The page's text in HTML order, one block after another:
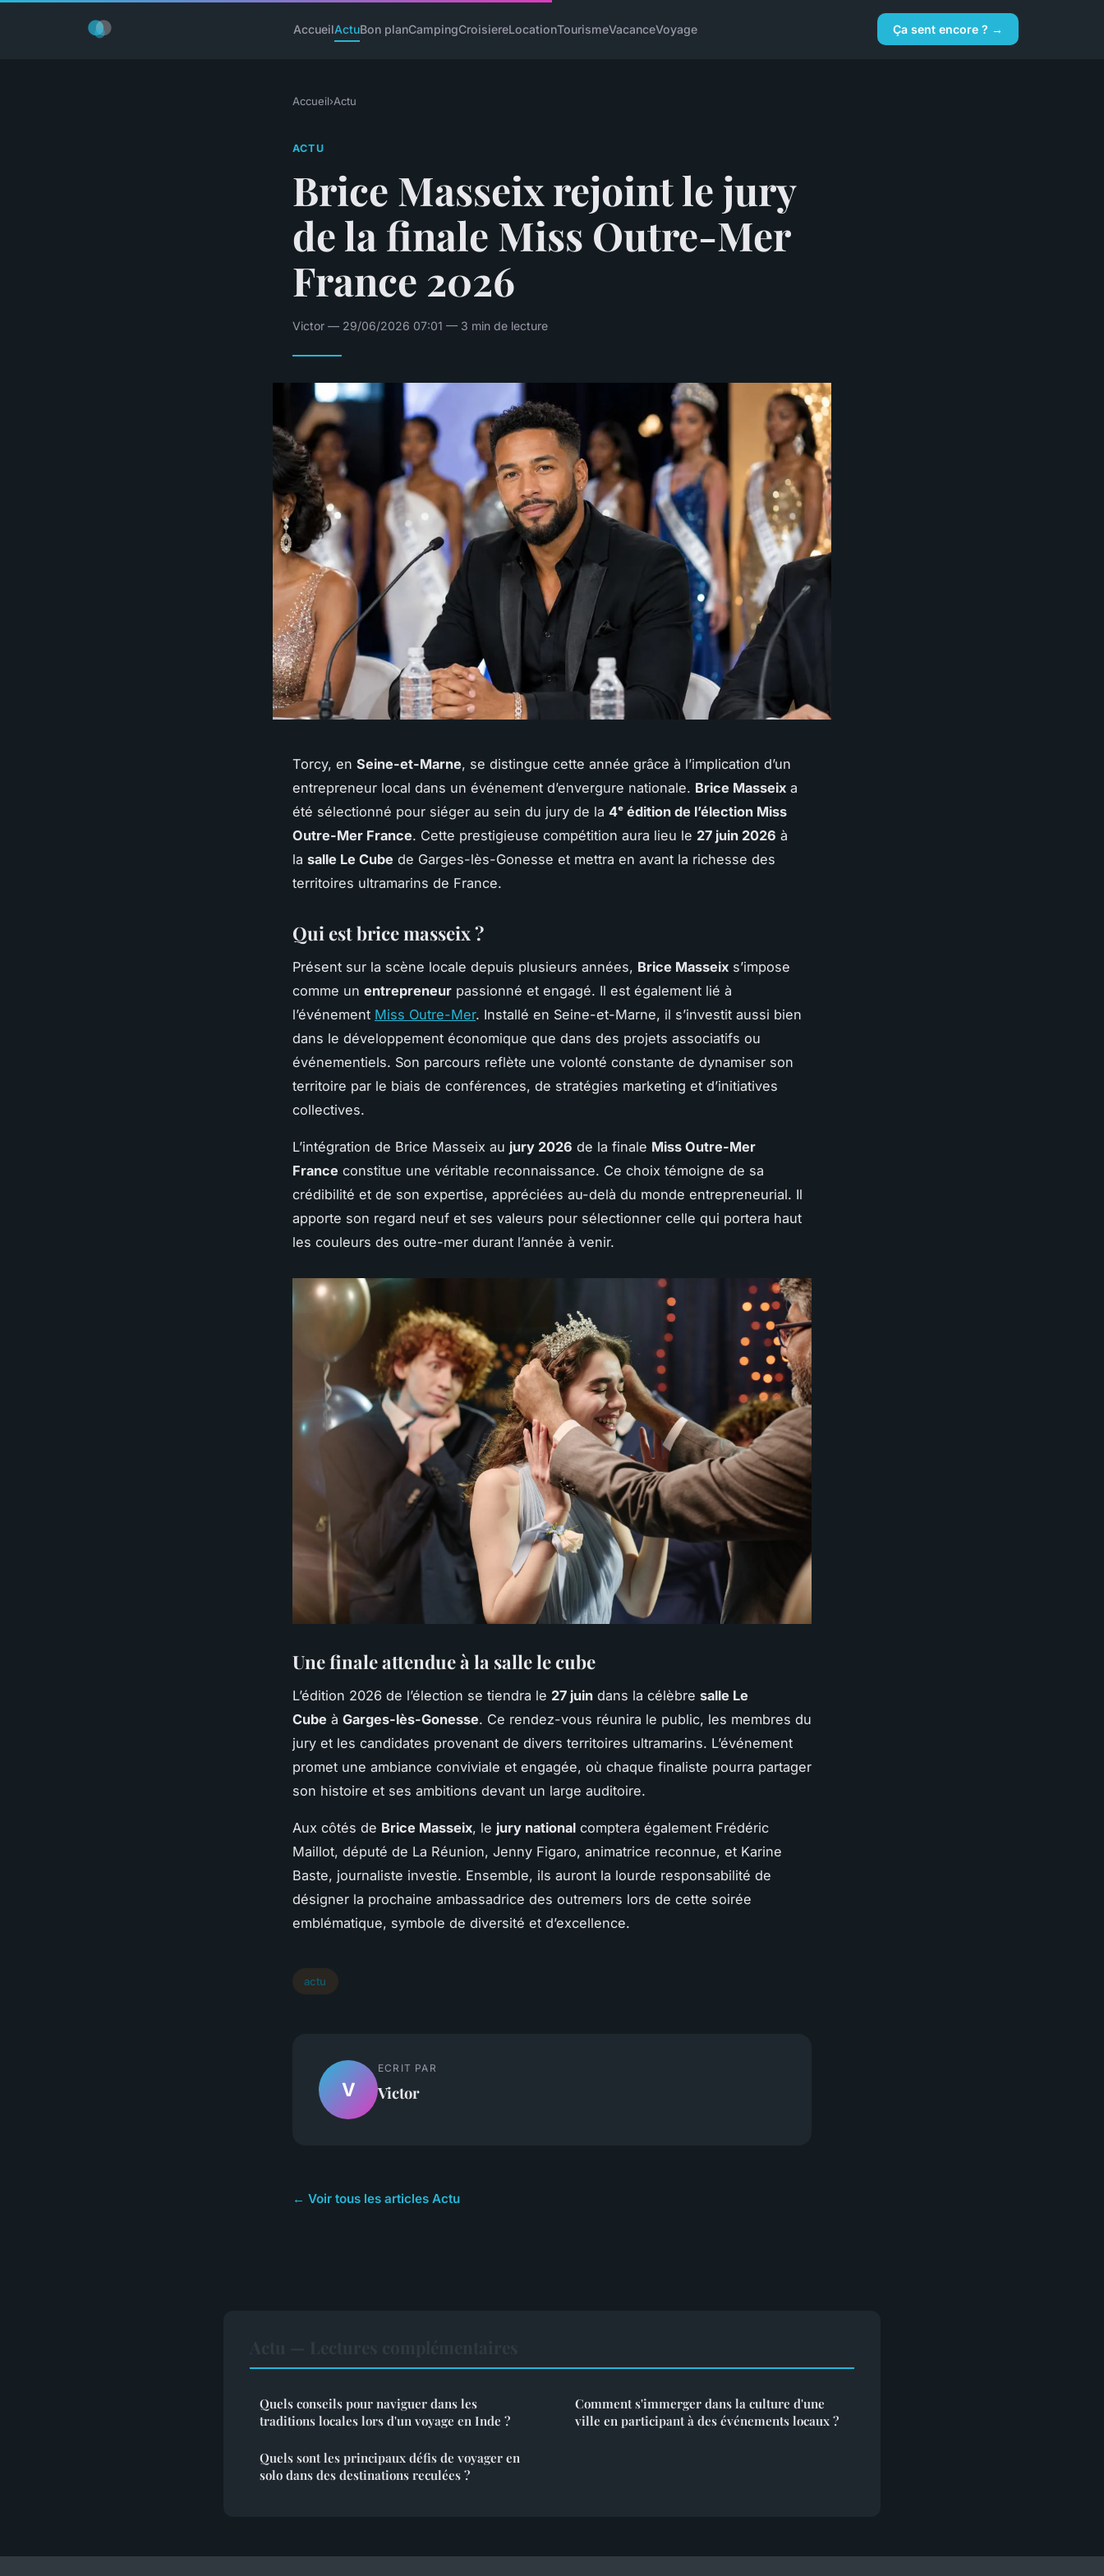
AccueilActuBon planCampingCroisiereLocationTourismeVacanceVoyage Ça sent encore ? →
Accueil›Actu
ACTU
Brice Masseix rejoint le jury
de la finale Miss Outre-Mer
France 2026
Victor — 29/06/2026 07:01 — 3 min de lecture
Torcy, en Seine-et-Marne, se distingue cette année grâce à l’implication d’un
entrepreneur local dans un événement d’envergure nationale. Brice Masseix a
été sélectionné pour siéger au sein du jury de la 4ᵉ édition de l’élection Miss
Outre-Mer France. Cette prestigieuse compétition aura lieu le 27 juin 2026 à
la salle Le Cube de Garges-lès-Gonesse et mettra en avant la richesse des
territoires ultramarins de France.
Qui est brice masseix ?
Présent sur la scène locale depuis plusieurs années, Brice Masseix s’impose
comme un entrepreneur passionné et engagé. Il est également lié à
l’événement Miss Outre-Mer. Installé en Seine-et-Marne, il s’investit aussi bien
dans le développement économique que dans des projets associatifs ou
événementiels. Son parcours reflète une volonté constante de dynamiser son
territoire par le biais de conférences, de stratégies marketing et d’initiatives
collectives.
L’intégration de Brice Masseix au jury 2026 de la finale Miss Outre-Mer
France constitue une véritable reconnaissance. Ce choix témoigne de sa
crédibilité et de son expertise, appréciées au-delà du monde entrepreneurial. Il
apporte son regard neuf et ses valeurs pour sélectionner celle qui portera haut
les couleurs des outre-mer durant l’année à venir.
Une finale attendue à la salle le cube
L’édition 2026 de l’élection se tiendra le 27 juin dans la célèbre salle Le
Cube à Garges-lès-Gonesse. Ce rendez-vous réunira le public, les membres du
jury et les candidates provenant de divers territoires ultramarins. L’événement
promet une ambiance conviviale et engagée, où chaque finaliste pourra partager
son histoire et ses ambitions devant un large auditoire.
Aux côtés de Brice Masseix, le jury national comptera également Frédéric
Maillot, député de La Réunion, Jenny Figaro, animatrice reconnue, et Karine
Baste, journaliste investie. Ensemble, ils auront la lourde responsabilité de
désigner la prochaine ambassadrice des outremers lors de cette soirée
emblématique, symbole de diversité et d’excellence.
actu
V
ECRIT PAR
Victor
← Voir tous les articles Actu
Quels conseils pour naviguer dans les
traditions locales lors d'un voyage en Inde ?
Quels sont les principaux défis de voyager en
solo dans des destinations reculées ?
Comment s'immerger dans la culture d'une
ville en participant à des événements locaux ?